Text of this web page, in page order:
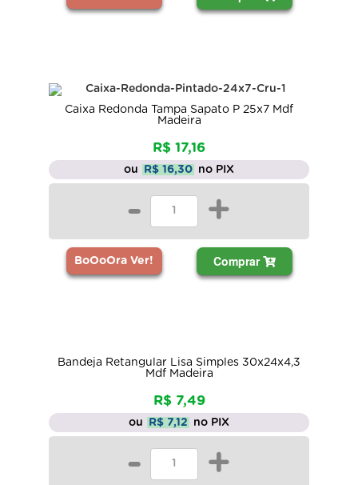
Caixa Redonda Tampa Sapato P 25x7 Mdf
Madeira
R$ 17,16
ou R$ 16,30 no PIX
- +
BoOoOra Ver! Comprar
Bandeja Retangular Lisa Simples 30x24x4,3
Mdf Madeira
R$ 7,49
ou R$ 7,12 no PIX
- +